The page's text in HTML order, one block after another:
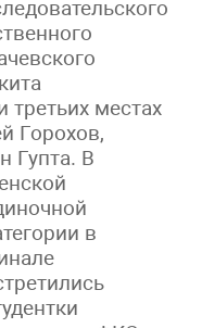
местах
Горохов,
Гупта. В
в